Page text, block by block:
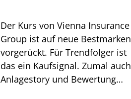
Der Kurs von Vienna Insurance
Group ist auf neue Bestmarken
vorgerückt. Für Trendfolger ist
das ein Kaufsignal. Zumal auch
Anlagestory und Bewertung